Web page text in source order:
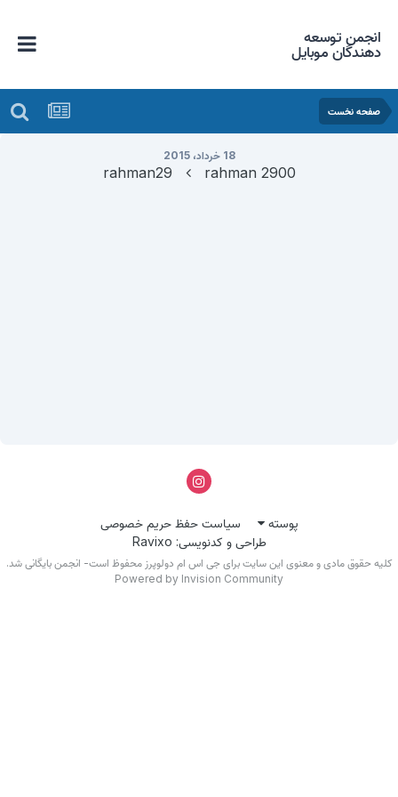
انجمن توسعه
دهندگان موبایل
صفحه نخست
18 خرداد، 2015
rahman29 rahman 2900
پوسته
سیاست حفظ حریم خصوصی
طراحی و کدنویسی: Ravixo
کلیه حقوق مادی و معنوی این سایت برای جی اس ام دولوپرز محفوظ است- انجمن بایگانی شد.
Powered by Invision Community